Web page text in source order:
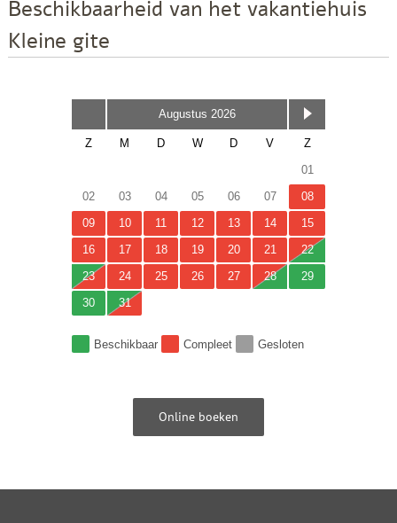
Beschikbaarheid van het vakantiehuis
Kleine gite
Augustus 2026
Z M D W D V Z
01
02 03 04 05 06 07 08
09 10 11 12 13 14 15
16 17 18 19 20 21 22
23 24 25 26 27 28 29
30 31
Beschikbaar Compleet Gesloten
Online boeken